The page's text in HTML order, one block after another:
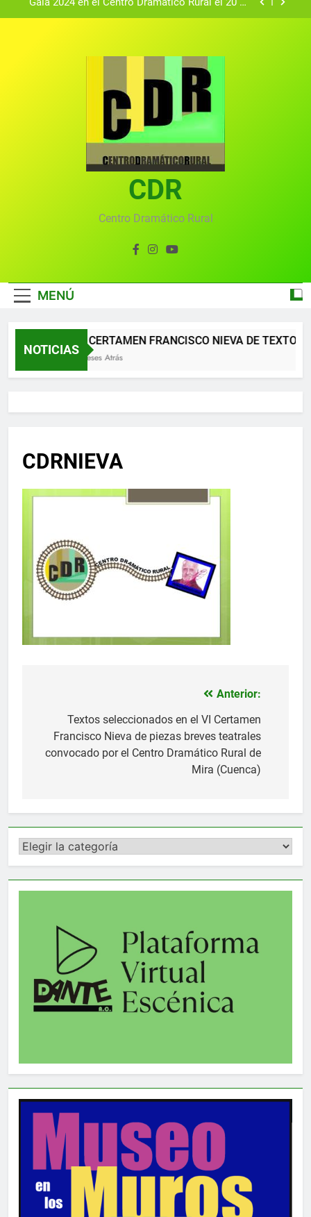
Gala 2024 en el Centro Dramático Rural el 20 de
convocado por el Centro Dramático Rural de Mira
(Cuenca)
Gala anual virtual del Centro Dramático Rural de
Gala del Centro Dramático Rural 2025
Gala 2024 en el Centro Dramático Rural el 20 de
Textos seleccionados en el VI Certamen
Francisco Nieva de piezas breves teatrales
convocado por el Centro Dramático Rural de Mira
Gala anual virtual del Centro Dramático Rural de
CDR
Centro Dramático Rural
MENÚ
NOTICIAS
XII CERTAMEN FRANCISCO NIEVA DE TEXTOS
2 Meses Atrás
CDRNIEVA
entradas
Anterior:
Textos seleccionados en el VI Certamen
Francisco Nieva de piezas breves teatrales
convocado por el Centro Dramático Rural de
Mira (Cuenca)
Categorías